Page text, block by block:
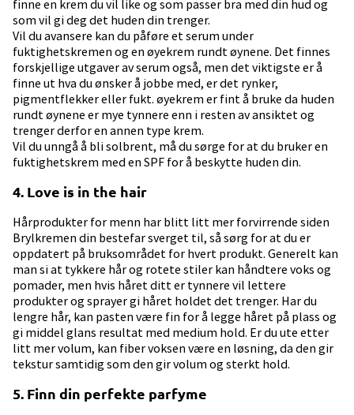
finne en krem du vil like og som passer bra med din hud og
som vil gi deg det huden din trenger.
Vil du avansere kan du påføre et serum under
fuktighetskremen og en øyekrem rundt øynene. Det finnes
forskjellige utgaver av serum også, men det viktigste er å
finne ut hva du ønsker å jobbe med, er det rynker,
pigmentflekker eller fukt. øyekrem er fint å bruke da huden
rundt øynene er mye tynnere enn i resten av ansiktet og
trenger derfor en annen type krem.
Vil du unngå å bli solbrent, må du sørge for at du bruker en
fuktighetskrem med en SPF for å beskytte huden din.
4. Love is in the hair
Hårprodukter for menn har blitt litt mer forvirrende siden
Brylkremen din bestefar sverget til, så sørg for at du er
oppdatert på bruksområdet for hvert produkt. Generelt kan
man si at tykkere hår og rotete stiler kan håndtere voks og
pomader, men hvis håret ditt er tynnere vil lettere
produkter og sprayer gi håret holdet det trenger. Har du
lengre hår, kan pasten være fin for å legge håret på plass og
gi middel glans resultat med medium hold. Er du ute etter
litt mer volum, kan fiber voksen være en løsning, da den gir
tekstur samtidig som den gir volum og sterkt hold.
5. Finn din perfekte parfyme